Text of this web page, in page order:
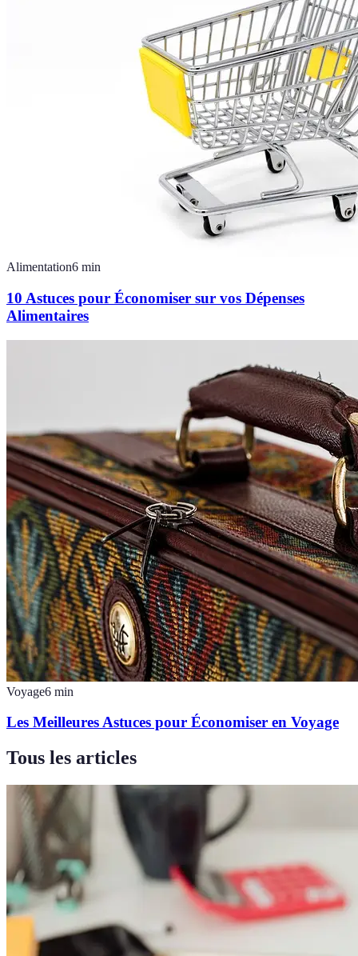
Alimentation6 min
10 Astuces pour Économiser sur vos Dépenses
Alimentaires
Voyage6 min
Les Meilleures Astuces pour Économiser en Voyage
Tous les articles